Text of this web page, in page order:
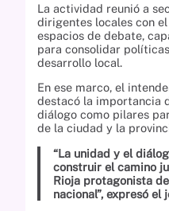
La actividad reunió a
dirigentes locales con
espacios de debate,
para consolidar
desarrollo local.
En ese marco, el
destacó la importancia
diálogo como pilares
de la ciudad y la
“La unidad y el
construir el camino
Rioja protagonista
nacional”, expresó el